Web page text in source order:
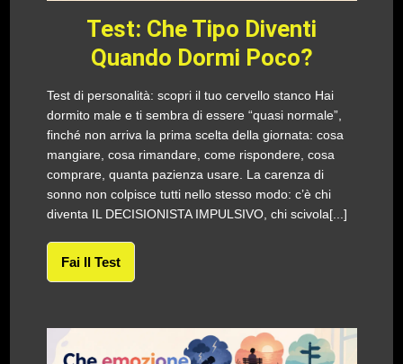
Test: Che Tipo Diventi
Quando Dormi Poco?
Test di personalità: scopri il tuo cervello stanco Hai
dormito male e ti sembra di essere “quasi normale”,
finché non arriva la prima scelta della giornata: cosa
mangiare, cosa rimandare, come rispondere, cosa
comprare, quanta pazienza usare. La carenza di
sonno non colpisce tutti nello stesso modo: c’è chi
diventa IL DECISIONISTA IMPULSIVO, chi scivola[...]
Fai Il Test